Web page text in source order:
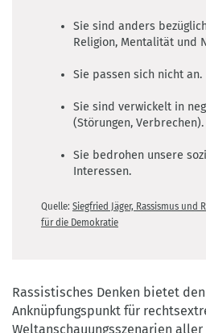
Sie sind anders
Religion, Mentalität und
Sie passen sich nicht an.
Sie sind verwickelt in
(Störungen, Verbrechen).
Sie bedrohen unsere
Interessen.
Quelle: Siegfried Jäger, Rassismus und
für die Demokratie
Rassistisches Denken bietet
Anknüpfungspunkt für
Weltanschauungsszenarien aller